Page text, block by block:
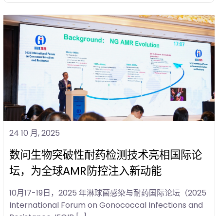
24 10 月, 2025
数问生物突破性耐药检测技术亮相国际论
坛，为全球AMR防控注入新动能
10月17-19日，2025 年淋球菌感染与耐药国际论坛（2025
International Forum on Gonococcal Infections and